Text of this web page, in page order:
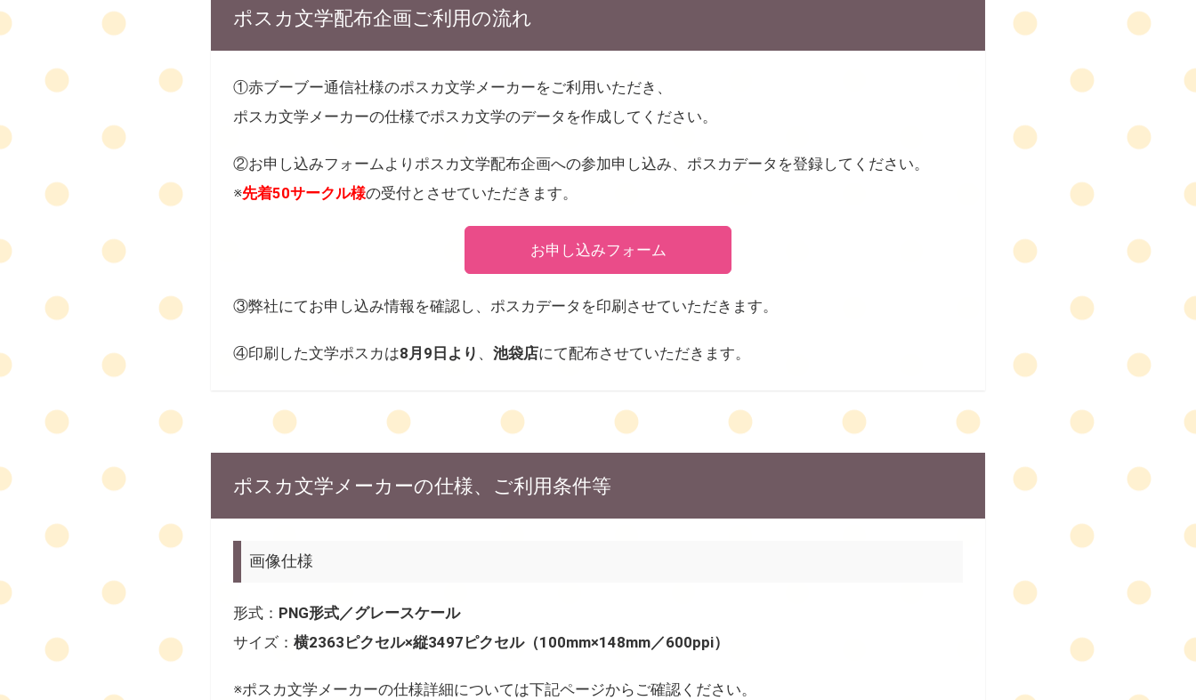
ポスカ文学配布企画ご利用の流れ
①赤ブーブー通信社様のポスカ文学メーカーをご利用いただき、
ポスカ文学メーカーの仕様でポスカ文学のデータを作成してください。
②お申し込みフォームよりポスカ文学配布企画への参加申し込み、ポスカデータを登録してください。
※先着50サークル様の受付とさせていただきます。
お申し込みフォーム
③弊社にてお申し込み情報を確認し、ポスカデータを印刷させていただきます。
④印刷した文学ポスカは8月9日より 、 池袋店にて配布させていただきます。
ポスカ文学メーカーの仕様、ご利用条件等
画像仕様
形式： PNG形式／グレースケール
サイズ： 横2363ピクセル×縦3497ピクセル（100mm×148mm／600ppi）
※ポスカ文学メーカーの仕様詳細については下記ページからご確認ください。